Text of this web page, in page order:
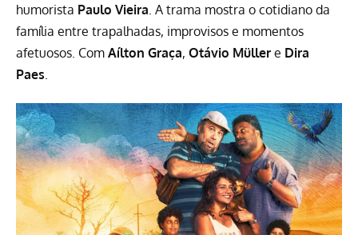
humorista Paulo Vieira . A trama mostra o cotidiano da
família entre trapalhadas, improvisos e momentos
afetuosos. Com Aílton Graça, Otávio Müller e Dira
Paes